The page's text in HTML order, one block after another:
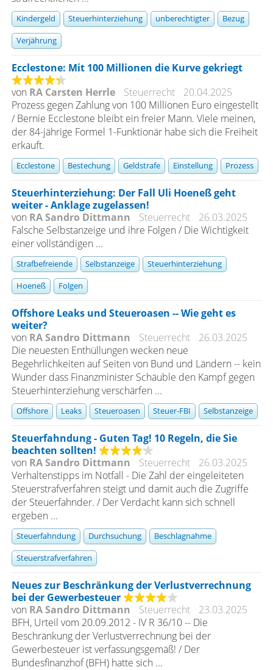
Kindergeld Steuerhinterziehung unberechtigter Bezug
Verjährung
Ecclestone: Mit 100 Millionen die Kurve gekriegt
von RA Carsten Herrle Steuerrecht
20.04.2025
Prozess gegen Zahlung von 100 Millionen Euro eingestellt
/ Bernie Ecclestone bleibt ein freier Mann. Viele meinen,
der 84-jährige Formel 1-Funktionär habe sich die Freiheit
erkauft.
Ecclestone Bestechung Geldstrafe Einstellung Prozess
Steuerhinterziehung: Der Fall Uli Hoeneß geht
weiter - Anklage zugelassen!
von RA Sandro Dittmann Steuerrecht
26.03.2025
Falsche Selbstanzeige und ihre Folgen / Die Wichtigkeit
einer vollständigen ...
Strafbefreiende Selbstanzeige Steuerhinterziehung
Hoeneß Folgen
Offshore Leaks und Steueroasen -- Wie geht es
weiter?
von RA Sandro Dittmann Steuerrecht
26.03.2025
Die neuesten Enthüllungen wecken neue
Begehrlichkeiten auf Seiten von Bund und Ländern -- kein
Wunder dass Finanzminister Schäuble den Kampf gegen
Steuerhinterziehung verschärfen ...
Offshore Leaks Steueroasen Steuer-FBI Selbstanzeige
Steuerfahndung - Guten Tag! 10 Regeln, die Sie
beachten sollten!
von RA Sandro Dittmann Steuerrecht
26.03.2025
Verhaltenstipps im Notfall - Die Zahl der eingeleiteten
Steuerstrafverfahren steigt und damit auch die Zugriffe
der Steuerfahnder. / Der Verdacht kann sich schnell
ergeben ...
Steuerfahndung Durchsuchung Beschlagnahme
Steuerstrafverfahren
Neues zur Beschränkung der Verlustverrechnung
bei der Gewerbesteuer
von RA Sandro Dittmann Steuerrecht
23.03.2025
BFH, Urteil vom 20.09.2012 - IV R 36/10 -- Die
Beschränkung der Verlustverrechnung bei der
Gewerbesteuer ist verfassungsgemäß! / Der
Bundesfinanzhof (BFH) hatte sich ...